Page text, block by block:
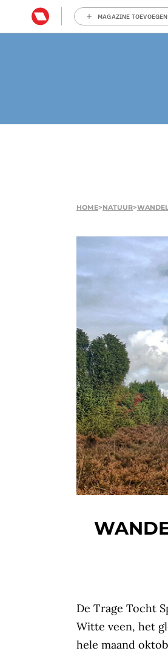
MAGAZINE TOEVOEGEN
HOME>NATUUR>
De Trage Tocht
Witte veen, het
hele maand